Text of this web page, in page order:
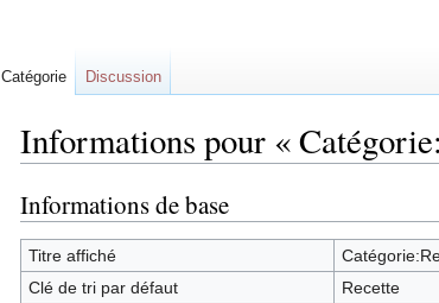
Informations pour «
Sauter
à
la
navigation
Sauter
à
la
recherche
Informations de base
Titre affiché
Clé de tri par défaut
Recette
Catégorie Discussion